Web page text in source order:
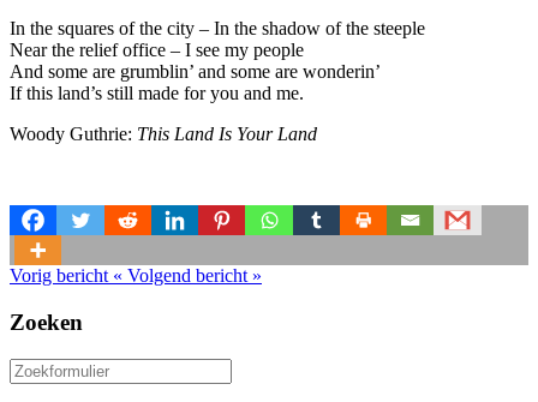
In the squares of the city – In the shadow of the steeple
Near the relief office – I see my people
And some are grumblin’ and some are wonderin’
If this land’s still made for you and me.
Woody Guthrie: This Land Is Your Land
Vorig bericht « Volgend bericht »
Zoeken
Zoeken
naar: